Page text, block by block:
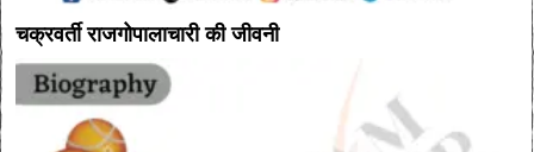
चक्रवर्ती राजगोपालाचारी की जीवनी